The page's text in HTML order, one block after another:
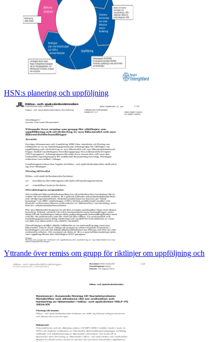
HSN:s planering och uppföljning
Yttrande över remiss om grupp för riktlinjer om uppföljning och